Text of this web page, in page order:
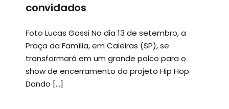
convidados
Foto Lucas Gossi No dia 13 de setembro, a
Praça da Família, em Caieiras (SP), se
transformará em um grande palco para o
show de encerramento do projeto Hip Hop
Dando […]